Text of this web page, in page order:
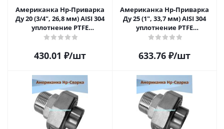
Американка Нр-Приварка
Ду 20 (3/4", 26,8 мм) AISI 304
уплотнение PTFE
(прокладка
430.01 ₽/шт
Американка Нр-Приварка
Ду 25 (1", 33,7 мм) AISI 304
уплотнение PTFE
(прокладка
633.76 ₽/шт